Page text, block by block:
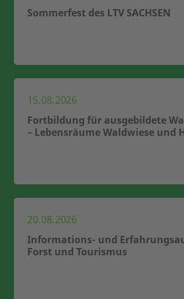
Sommerfest des LTV SACHSEN
15.08.2026
Fortbildung für ausgebildete
– Lebensräume Waldwiese und
20.08.2026
Informations- und
Forst und Tourismus